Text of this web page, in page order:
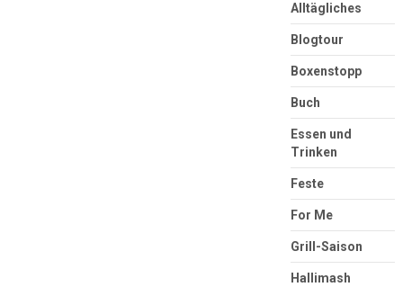
Alltägliches
Blogtour
Boxenstopp
Buch
Essen und
Trinken
Feste
For Me
Grill-Saison
Hallimash